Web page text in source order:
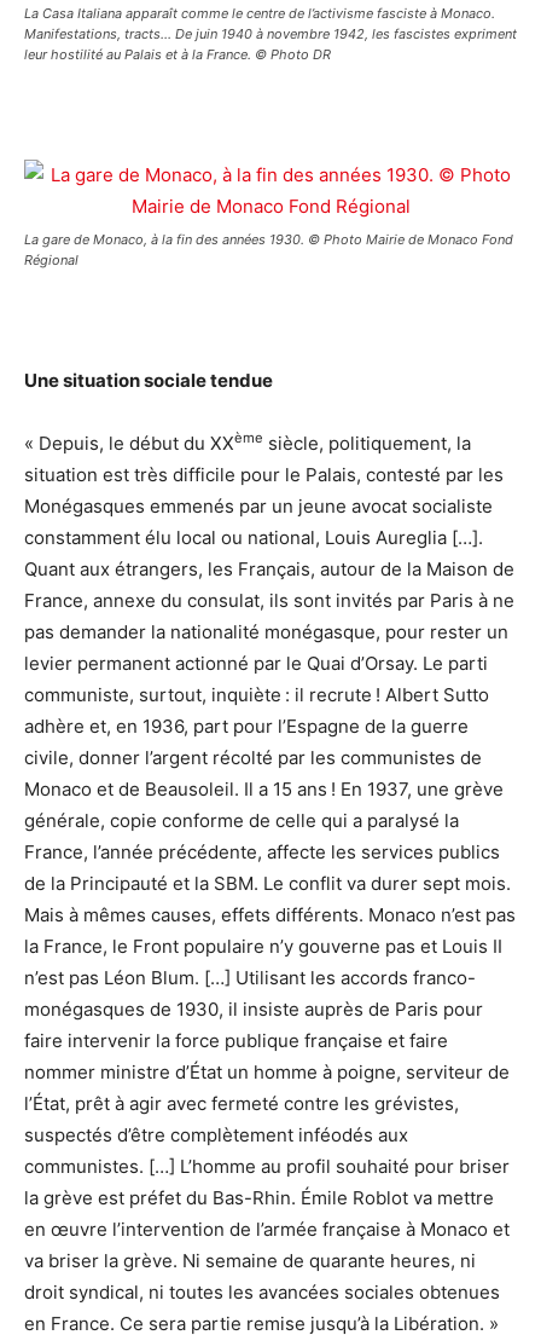
La Casa Italiana apparaît comme le centre de l’activisme fasciste à Monaco.
Manifestations, tracts… De juin 1940 à novembre 1942, les fascistes expriment
leur hostilité au Palais et à la France. © Photo DR
La gare de Monaco, à la fin des années 1930. © Photo Mairie de Monaco Fond
Régional
Une situation sociale tendue
« Depuis, le début du XXème siècle, politiquement, la
situation est très difficile pour le Palais, contesté par les
Monégasques emmenés par un jeune avocat socialiste
constamment élu local ou national, Louis Aureglia […].
Quant aux étrangers, les Français, autour de la Maison de
France, annexe du consulat, ils sont invités par Paris à ne
pas demander la nationalité monégasque, pour rester un
levier permanent actionné par le Quai d’Orsay. Le parti
communiste, surtout, inquiète : il recrute ! Albert Sutto
adhère et, en 1936, part pour l’Espagne de la guerre
civile, donner l’argent récolté par les communistes de
Monaco et de Beausoleil. Il a 15 ans ! En 1937, une grève
générale, copie conforme de celle qui a paralysé la
France, l’année précédente, affecte les services publics
de la Principauté et la SBM. Le conflit va durer sept mois.
Mais à mêmes causes, effets différents. Monaco n’est pas
la France, le Front populaire n’y gouverne pas et Louis II
n’est pas Léon Blum. […] Utilisant les accords franco-
monégasques de 1930, il insiste auprès de Paris pour
faire intervenir la force publique française et faire
nommer ministre d’État un homme à poigne, serviteur de
l’État, prêt à agir avec fermeté contre les grévistes,
suspectés d’être complètement inféodés aux
communistes. […] L’homme au profil souhaité pour briser
la grève est préfet du Bas-Rhin. Émile Roblot va mettre
en œuvre l’intervention de l’armée française à Monaco et
va briser la grève. Ni semaine de quarante heures, ni
droit syndical, ni toutes les avancées sociales obtenues
en France. Ce sera partie remise jusqu’à la Libération. »